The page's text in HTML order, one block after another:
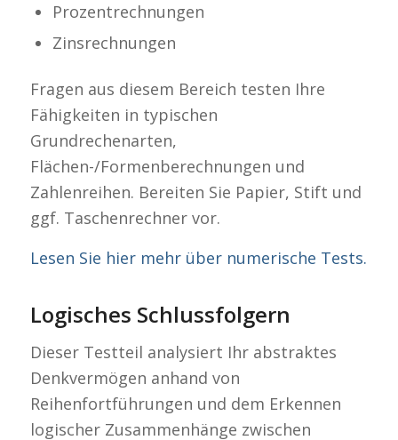
Prozentrechnungen
Zinsrechnungen
Fragen aus diesem Bereich testen Ihre
Fähigkeiten in typischen
Grundrechenarten,
Flächen-/Formenberechnungen und
Zahlenreihen. Bereiten Sie Papier, Stift und
ggf. Taschenrechner vor.
Lesen Sie hier mehr über numerische Tests.
Logisches Schlussfolgern
Dieser Testteil analysiert Ihr abstraktes
Denkvermögen anhand von
Reihenfortführungen und dem Erkennen
logischer Zusammenhänge zwischen